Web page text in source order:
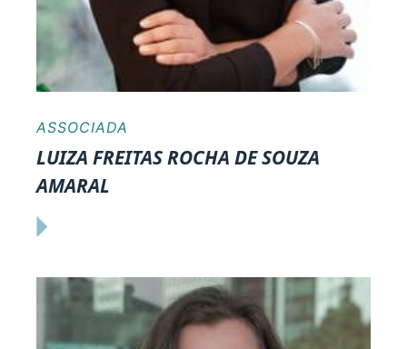
ASSOCIADA
LUIZA FREITAS ROCHA DE SOUZA
AMARAL